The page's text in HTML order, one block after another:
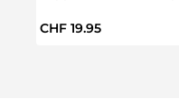
Prezzo normale:
CHF 19.95